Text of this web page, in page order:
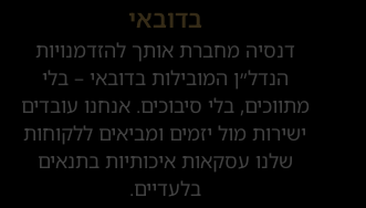
בדובאי
דנסיה מחברת אותך להזדמנויות
הנדל״ן המובילות בדובאי – בלי
מתווכים, בלי סיבוכים. אנחנו עובדים
ישירות מול יזמים ומביאים ללקוחות
שלנו עסקאות איכותיות בתנאים
בלעדיים.